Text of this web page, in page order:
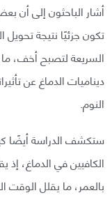
أشار الباحثون إلى أن
تكون جزئيًا نتيجة تحويل
السريعة لتصبح أخف،
ديناميات الدماغ عن
النوم.
ستكشف الدراسة أيضًا
الكافيين في الدماغ،
بالعمر، ما يقلل